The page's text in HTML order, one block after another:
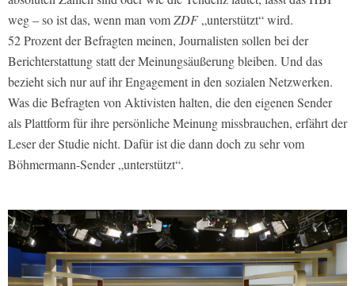
weg – so ist das, wenn man vomZDF„unterstützt“ wird.
52 Prozent der Befragten meinen, Journalisten sollen bei der
Berichterstattung statt der Meinungsäußerung bleiben. Und das
bezieht sich nur auf ihr Engagement in den sozialen Netzwerken.
Was die Befragten von Aktivisten halten, die den eigenen Sender
als Plattform für ihre persönliche Meinung missbrauchen, erfährt der
Leser der Studie nicht. Dafür ist die dann doch zu sehr vom
Böhmermann-Sender „unterstützt“.